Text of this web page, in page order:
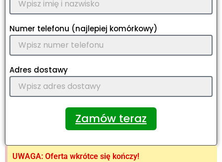
Numer telefonu (najlepiej komórkowy)
Adres dostawy
Zamów teraz
UWAGA: Oferta wkrótce się kończy!